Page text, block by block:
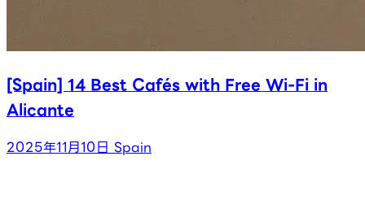
[Spain] 14 Best Cafés with Free Wi-Fi in
Alicante
2025年11月10日 Spain